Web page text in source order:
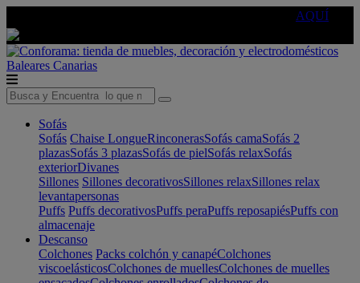
AQUÍ
Baleares Canarias
Sofás
Sofás Chaise LongueRinconerasSofás camaSofás 2
plazasSofás 3 plazasSofás de pielSofás relaxSofás
exteriorDivanes
Sillones Sillones decorativosSillones relaxSillones relax
levantapersonas
Puffs Puffs decorativosPuffs peraPuffs reposapiésPuffs con
almacenaje
Descanso
Colchones Packs colchón y canapéColchones
viscoelásticosColchones de muellesColchones de muelles